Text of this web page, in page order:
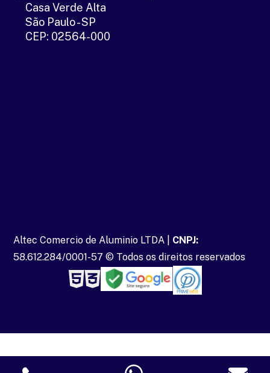
Casa Verde Alta
São Paulo - SP
CEP: 02564-000
Altec Comercio de Aluminio LTDA | CNPJ:
58.612.284/0001-57 © Todos os direitos reservados